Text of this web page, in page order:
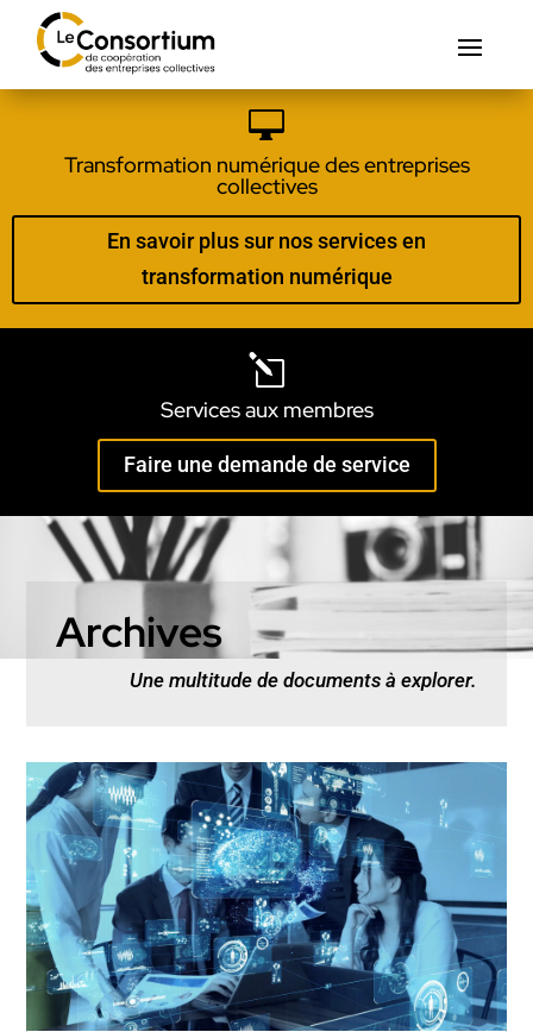

Transformation numérique des entreprises
collectives
En savoir plus sur nos services en
transformation numérique
l
Services aux membres
Faire une demande de service
Archives
Une multitude de documents à explorer.